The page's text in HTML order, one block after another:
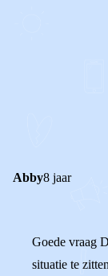
Abby8 jaar
Goede vraag
situatie te